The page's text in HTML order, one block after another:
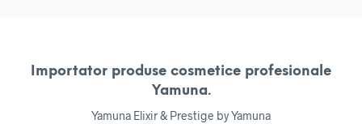
Importator produse cosmetice profesionale
Yamuna.
Yamuna Elixir & Prestige by Yamuna